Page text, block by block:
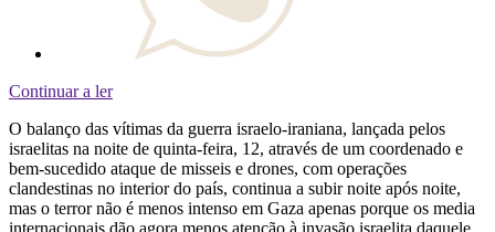
Continuar a ler
O balanço das vítimas da guerra israelo-iraniana, lançada pelos
israelitas na noite de quinta-feira, 12, através de um coordenado e
bem-sucedido ataque de misseis e drones, com operações
clandestinas no interior do país, continua a subir noite após noite,
mas o terror não é menos intenso em Gaza apenas porque os media
internacionais dão agora menos atenção à invasão israelita daquele